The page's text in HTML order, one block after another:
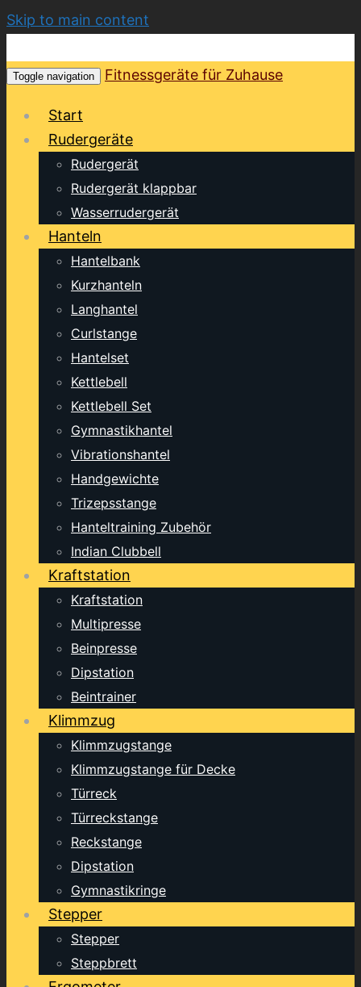
Skip to main content
Toggle navigation Fitnessgeräte für Zuhause
Start
Rudergeräte
Rudergerät
Rudergerät klappbar
Wasserrudergerät
Hanteln
Hantelbank
Kurzhanteln
Langhantel
Curlstange
Hantelset
Kettlebell
Kettlebell Set
Gymnastikhantel
Vibrationshantel
Handgewichte
Trizepsstange
Hanteltraining Zubehör
Indian Clubbell
Kraftstation
Kraftstation
Multipresse
Beinpresse
Dipstation
Beintrainer
Klimmzug
Klimmzugstange
Klimmzugstange für Decke
Türreck
Türreckstange
Reckstange
Dipstation
Gymnastikringe
Stepper
Stepper
Steppbrett